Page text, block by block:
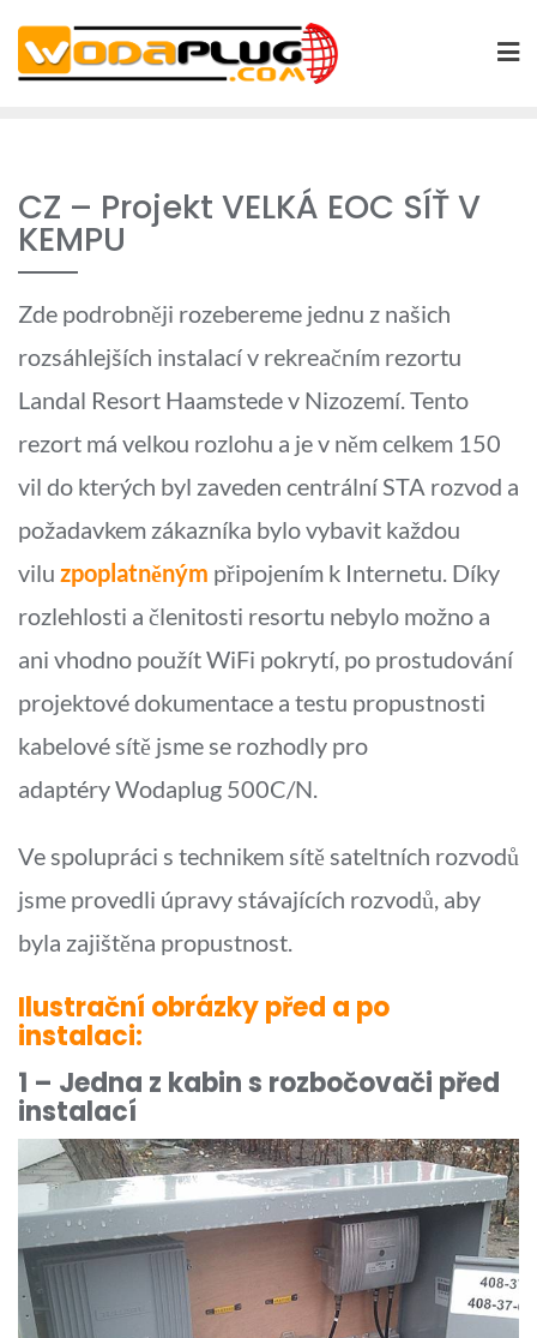
Skip
to
CZ – Projekt VELKÁ EOC SÍŤ V
KEMPU
Zde podrobněji rozebereme jednu z našich
rozsáhlejších instalací v rekreačním rezortu
Landal Resort Haamstede v Nizozemí. Tento
rezort má velkou rozlohu a je v něm celkem 150
vil do kterých byl zaveden centrální STA rozvod a
požadavkem zákazníka bylo vybavit každou
vilu zpoplatněným připojením k Internetu. Díky
rozlehlosti a členitosti resortu nebylo možno a
ani vhodno použít WiFi pokrytí, po prostudování
projektové dokumentace a testu propustnosti
kabelové sítě jsme se rozhodly pro
adaptéry Wodaplug 500C/N.
Ve spolupráci s technikem sítě sateltních rozvodů
jsme provedli úpravy stávajících rozvodů, aby
byla zajištěna propustnost.
Ilustrační obrázky před a po
instalaci:
1 – Jedna z kabin s rozbočovači před
instalací